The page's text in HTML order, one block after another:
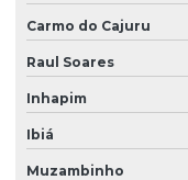
Carmo do Cajuru
Raul Soares
Inhapim
Ibiá
Muzambinho